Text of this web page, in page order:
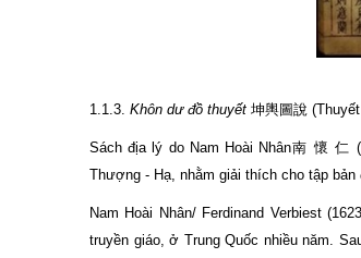
1.1.3. Khôn dư đồ thuyết 坤輿圖說
Sách địa lý do Nam Hoài Nhân南 懷 仁
Thượng - Hạ, nhằm giải thích cho tập
Nam Hoài Nhân/ Ferdinand Verbiest
truyền giáo, ở Trung Quốc nhiều năm.